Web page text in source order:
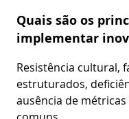
Quais são os
implementar
Resistência cultural,
estruturados,
ausência de